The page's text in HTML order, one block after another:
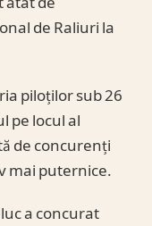
de Raliuri la
piloților sub 26
pe locul al
de concurenți
mai puternice.
a concurat